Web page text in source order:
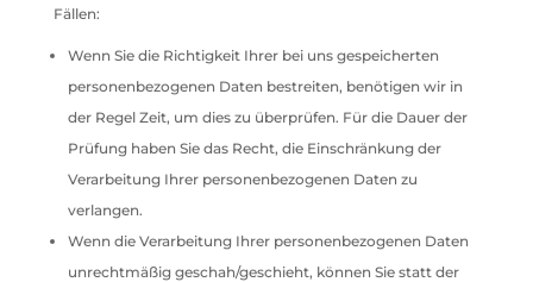
Fällen:
Wenn Sie die Richtigkeit Ihrer bei uns gespeicherten
personenbezogenen Daten bestreiten, benötigen wir in
der Regel Zeit, um dies zu überprüfen. Für die Dauer der
Prüfung haben Sie das Recht, die Einschränkung der
Verarbeitung Ihrer personenbezogenen Daten zu
verlangen.
Wenn die Verarbeitung Ihrer personenbezogenen Daten
unrechtmäßig geschah/geschieht, können Sie statt der